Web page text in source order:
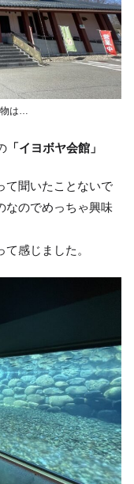
物は…
「イヨボヤ会館」
て聞いたことないで
なのでめっちゃ興味
感じました。